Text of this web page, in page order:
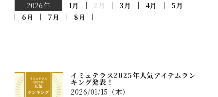
2026年
1月 2月 3月 4月
5月
6月
7月 8月
イミュテラス2025年人気アイテムラン
キング発表！
2026/01/15（木）